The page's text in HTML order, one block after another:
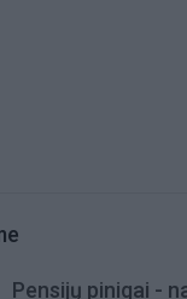
Pensijų pinigai -